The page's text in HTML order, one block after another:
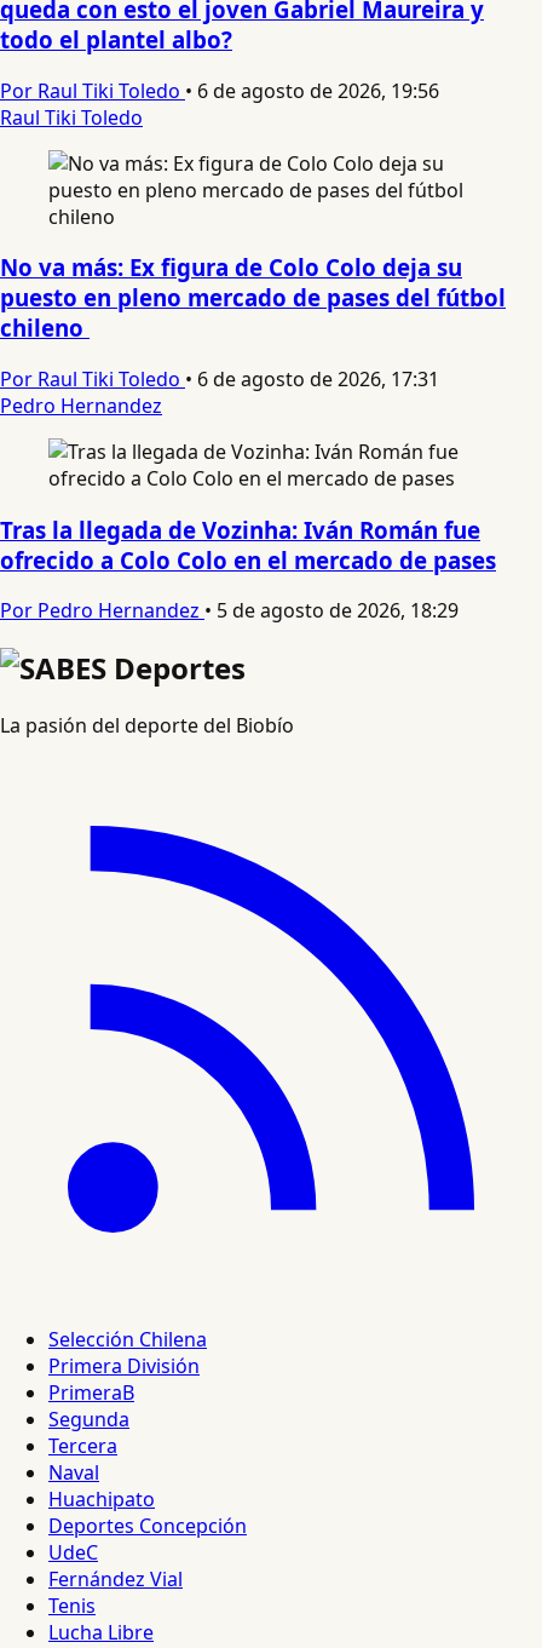
queda con esto el joven Gabriel Maureira y
todo el plantel albo?
Por Raul Tiki Toledo • 6 de agosto de 2026, 19:56
Raul Tiki Toledo
No va más: Ex figura de Colo Colo deja su
puesto en pleno mercado de pases del fútbol
chileno
Por Raul Tiki Toledo • 6 de agosto de 2026, 17:31
Pedro Hernandez
Tras la llegada de Vozinha: Iván Román fue
ofrecido a Colo Colo en el mercado de pases
Por Pedro Hernandez • 5 de agosto de 2026, 18:29
La pasión del deporte del Biobío
Selección Chilena
Primera División
PrimeraB
Segunda
Tercera
Naval
Huachipato
Deportes Concepción
UdeC
Fernández Vial
Tenis
Lucha Libre